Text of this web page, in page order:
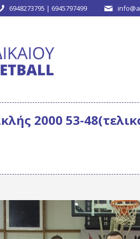
6948273795 | 6945797499
2000 53-